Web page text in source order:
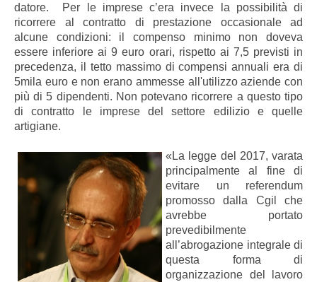
datore. Per le imprese c’era invece la possibilità di
ricorrere al contratto di prestazione occasionale ad
alcune condizioni: il compenso minimo non doveva
essere inferiore ai 9 euro orari, rispetto ai 7,5 previsti in
precedenza, il tetto massimo di compensi annuali era di
5mila euro e non erano ammesse all'utilizzo aziende con
più di 5 dipendenti. Non potevano ricorrere a questo tipo
di contratto le imprese del settore edilizio e quelle
artigiane.
«La legge del 2017, varata
principalmente al fine di
evitare un referendum
promosso dalla Cgil che
avrebbe portato
prevedibilmente
all’abrogazione integrale di
questa forma di
organizzazione del lavoro